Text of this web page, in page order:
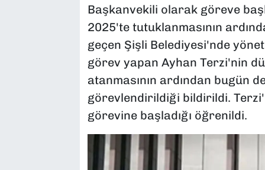
Başkanvekili olarak göreve
2025'te tutuklanmasının
geçen Şişli Belediyesi'nde
görev yapan Ayhan Terzi'nin
atanmasının ardından bugün
görevlendirildiği bildirildi.
görevine başladığı öğrenildi.